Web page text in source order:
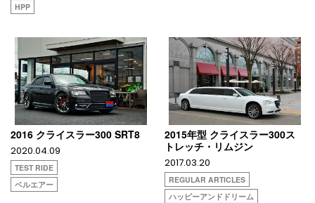
HPP
2016 クライスラー300 SRT8
2020.04.09
TEST RIDE
ベルエアー
2015年型 クライスラー300ス
トレッチ・リムジン
2017.03.20
REGULAR ARTICLES
ハッピーアンドドリーム